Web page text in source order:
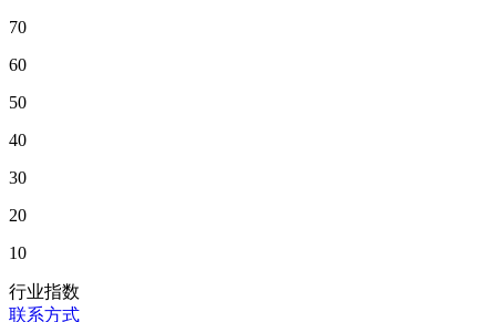
70
60
50
40
30
20
10
行业指数
联系方式